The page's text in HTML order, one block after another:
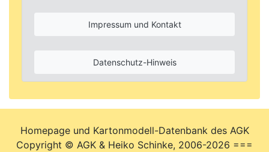
Impressum und Kontakt
Datenschutz-Hinweis
Homepage und Kartonmodell-Datenbank des AGK
Copyright © AGK & Heiko Schinke, 2006-2026 ===